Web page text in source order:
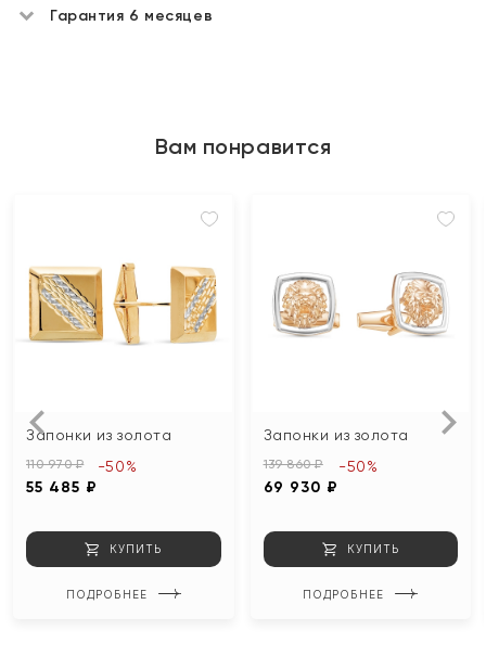
Гарантия 6 месяцев
Вам понравится
Запонки из золота
110 970 ₽
55 485 ₽
-50%
КУПИТЬ
ПОДРОБНЕЕ
Запонки из золота
139 860 ₽
69 930 ₽
-50%
КУПИТЬ
ПОДРОБНЕЕ